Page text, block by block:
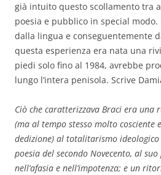
già intuito questo scollamento tra
poesia e pubblico in special
dalla lingua e conseguentemente
questa esperienza era nata una
piedi solo fino al 1984, avrebbe
lungo l’intera penisola. Scrive
Ciò che caratterizzava Braci era una
(ma al tempo stesso molto cosciente
dedizione) al totalitarismo
poesia del secondo Novecento, al
nell’afasia e nell’impotenza; e un